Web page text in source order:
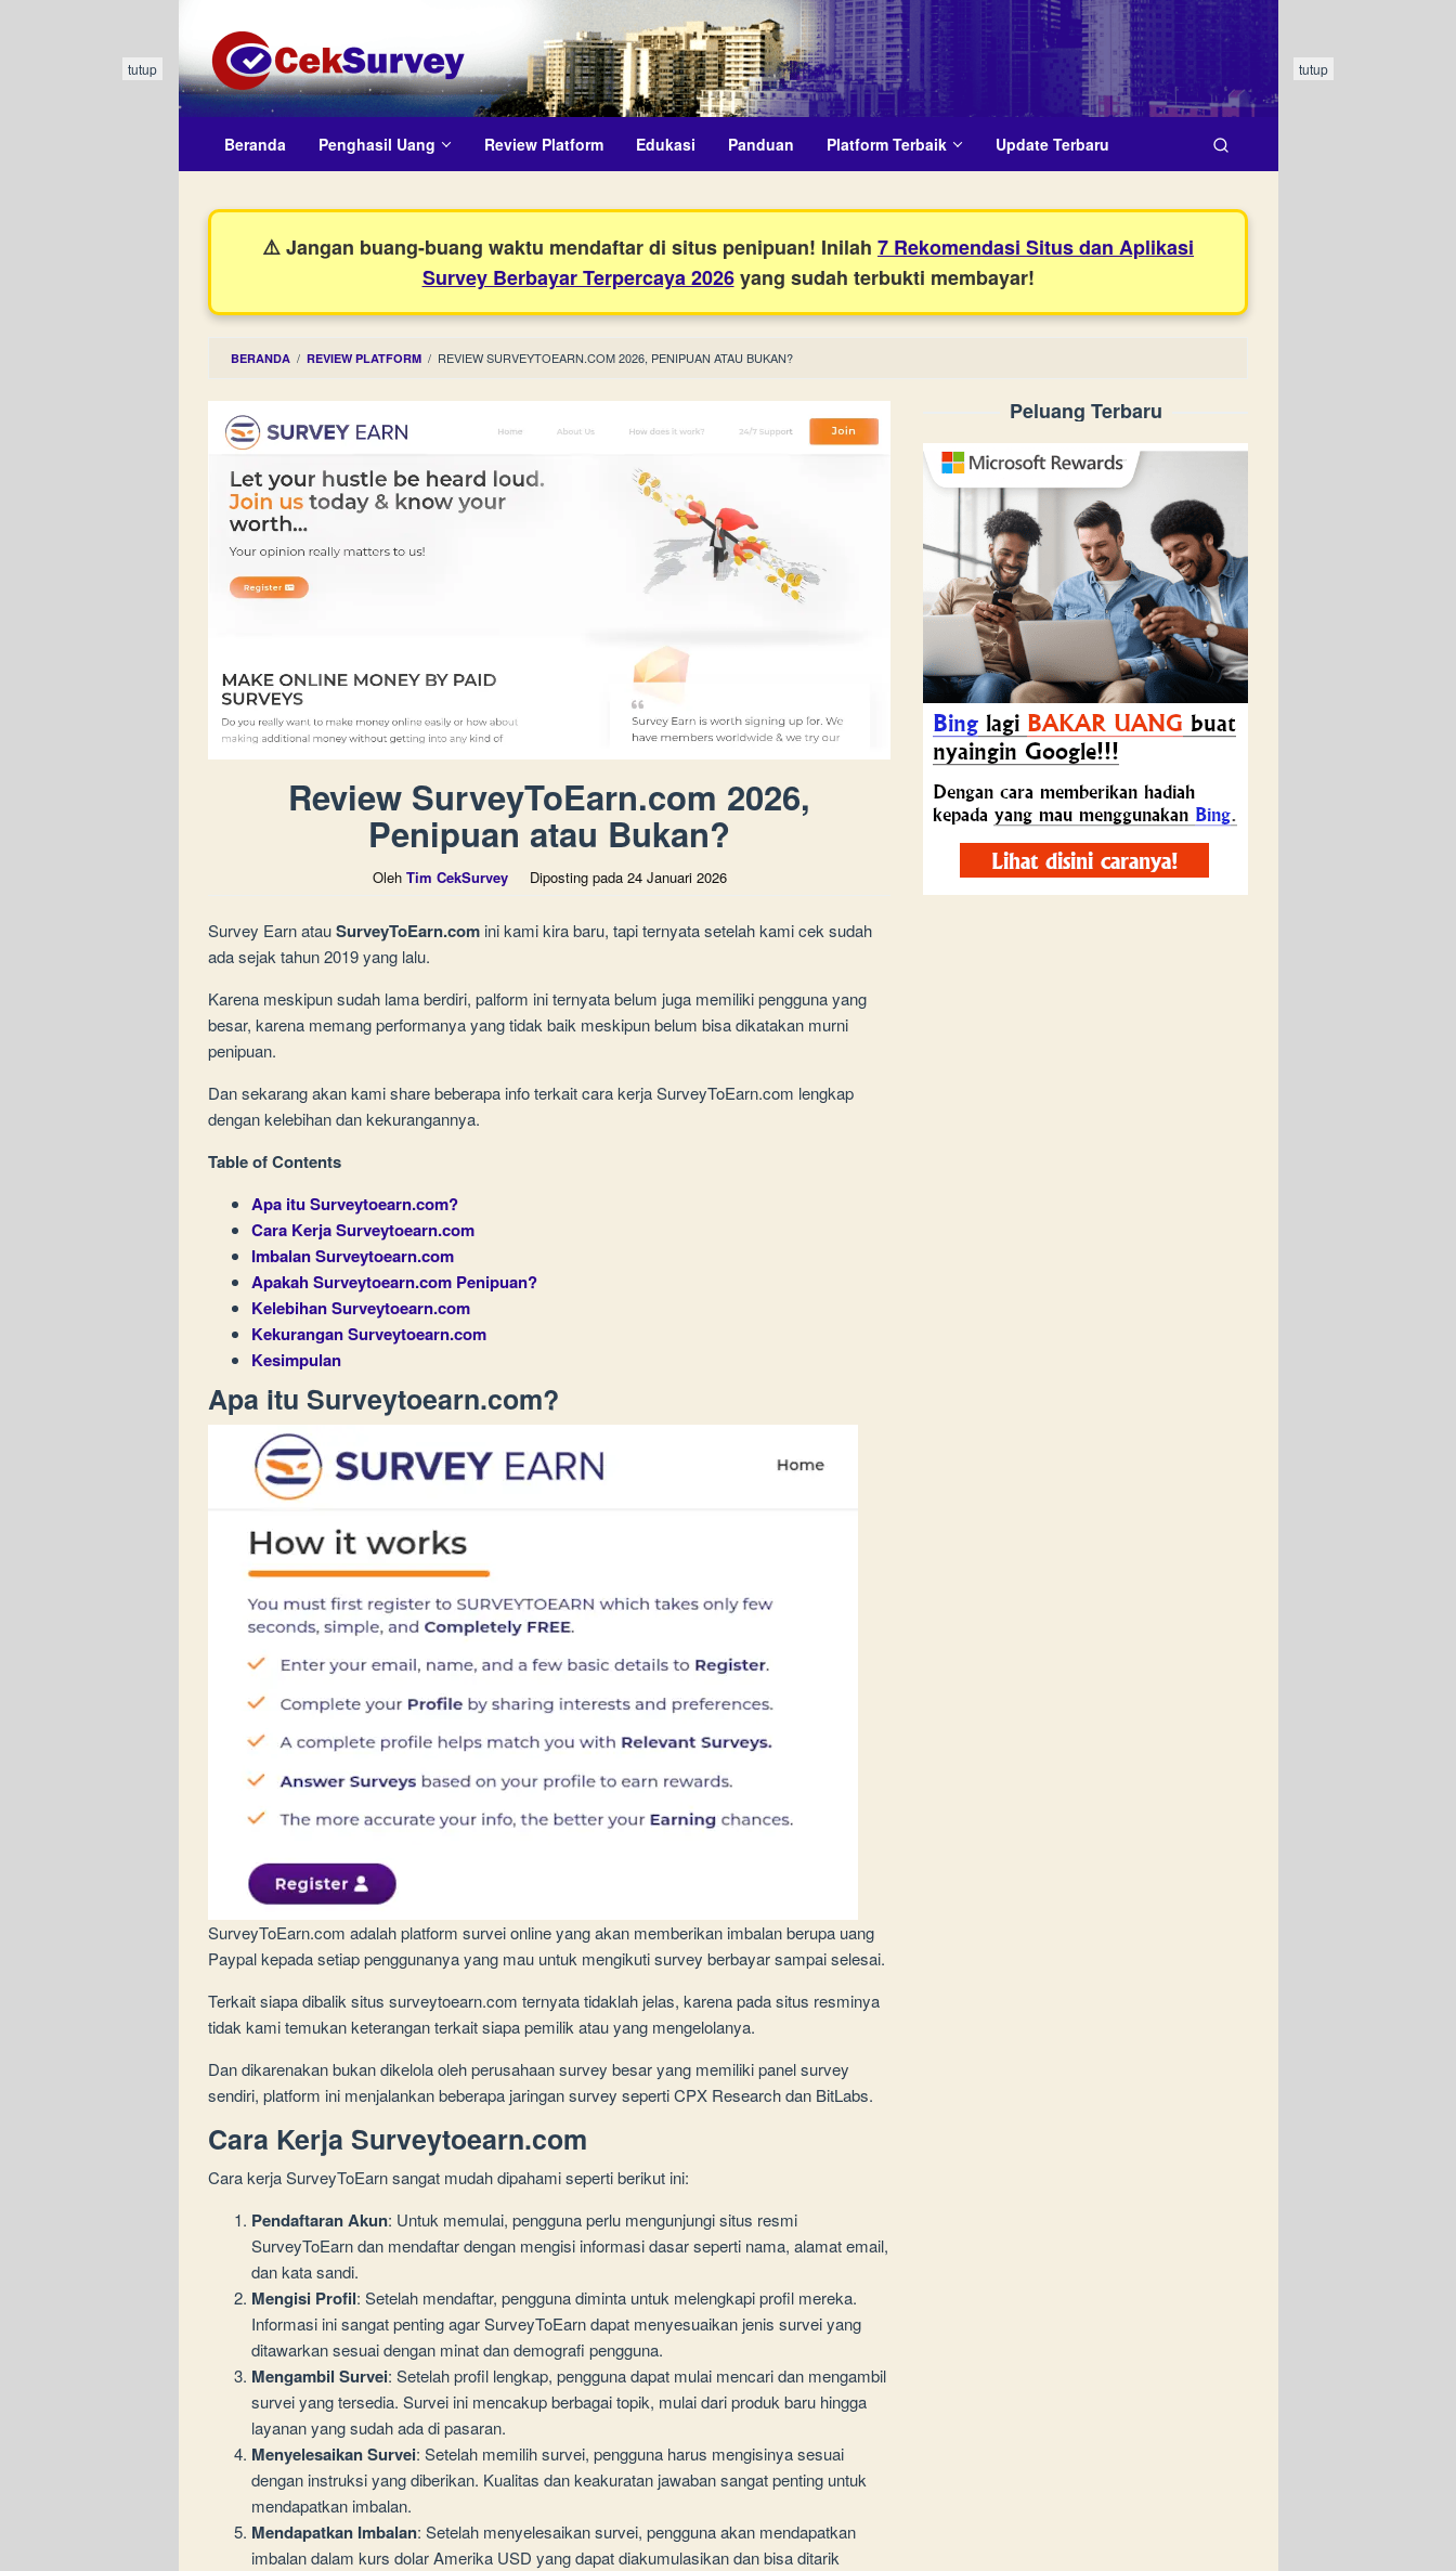
konten
Beranda Penghasil Uang Review Platform Edukasi Panduan Platform Terbaik Update Terbaru
tutup tutup
⚠️ Jangan buang-buang waktu mendaftar di situs penipuan! Inilah 7 Rekomendasi Situs dan Aplikasi
Survey Berbayar Terpercaya 2026yang sudah terbukti membayar!
BERANDA / REVIEW PLATFORM / REVIEW SURVEYTOEARN.COM 2026, PENIPUAN ATAU BUKAN?
Review SurveyToEarn.com 2026,
Penipuan atau Bukan?
Oleh Tim CekSurvey Diposting pada 24 Januari 2026
Survey Earn atauSurveyToEarn.com ini kami kira baru, tapi ternyata setelah kami cek sudah
ada sejak tahun 2019 yang lalu.
Karena meskipun sudah lama berdiri, palform ini ternyata belum juga memiliki pengguna yang
besar, karena memang performanya yang tidak baik meskipun belum bisa dikatakan murni
penipuan.
Dan sekarang akan kami share beberapa info terkait cara kerja SurveyToEarn.com lengkap
dengan kelebihan dan kekurangannya.
Table of Contents
Apa itu Surveytoearn.com?
Cara Kerja Surveytoearn.com
Imbalan Surveytoearn.com
Apakah Surveytoearn.com Penipuan?
Kelebihan Surveytoearn.com
Kekurangan Surveytoearn.com
Kesimpulan
Apa itu Surveytoearn.com?
SurveyToEarn.com adalah platform survei online yang akan memberikan imbalan berupa uang
Paypal kepada setiap penggunanya yang mau untuk mengikuti survey berbayar sampai selesai.
Terkait siapa dibalik situs surveytoearn.com ternyata tidaklah jelas, karena pada situs resminya
tidak kami temukan keterangan terkait siapa pemilik atau yang mengelolanya.
Dan dikarenakan bukan dikelola oleh perusahaan survey besar yang memiliki panel survey
sendiri, platform ini menjalankan beberapa jaringan survey seperti CPX Research dan BitLabs.
Cara Kerja Surveytoearn.com
Cara kerja SurveyToEarn sangat mudah dipahami seperti berikut ini:
Pendaftaran Akun: Untuk memulai, pengguna perlu mengunjungi situs resmi
SurveyToEarn dan mendaftar dengan mengisi informasi dasar seperti nama, alamat email,
dan kata sandi.
Mengisi Profil: Setelah mendaftar, pengguna diminta untuk melengkapi profil mereka.
Informasi ini sangat penting agar SurveyToEarn dapat menyesuaikan jenis survei yang
ditawarkan sesuai dengan minat dan demografi pengguna.
Mengambil Survei: Setelah profil lengkap, pengguna dapat mulai mencari dan mengambil
survei yang tersedia. Survei ini mencakup berbagai topik, mulai dari produk baru hingga
layanan yang sudah ada di pasaran.
Menyelesaikan Survei: Setelah memilih survei, pengguna harus mengisinya sesuai
dengan instruksi yang diberikan. Kualitas dan keakuratan jawaban sangat penting untuk
mendapatkan imbalan.
Mendapatkan Imbalan: Setelah menyelesaikan survei, pengguna akan mendapatkan
imbalan dalam kurs dolar Amerika USD yang dapat diakumulasikan dan bisa ditarik
Peluang Terbaru